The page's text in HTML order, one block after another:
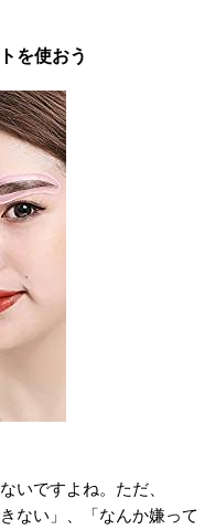
を使おう
いですよね。ただ、
ない」、「なんか嫌って